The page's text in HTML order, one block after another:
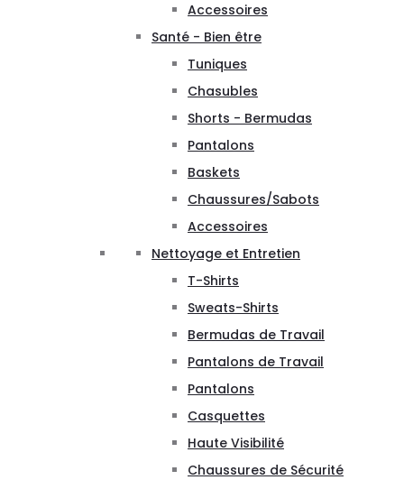
Accessoires
Santé - Bien être
Tuniques
Chasubles
Shorts - Bermudas
Pantalons
Baskets
Chaussures/Sabots
Accessoires
Nettoyage et Entretien
T-Shirts
Sweats-Shirts
Bermudas de Travail
Pantalons de Travail
Pantalons
Casquettes
Haute Visibilité
Chaussures de Sécurité